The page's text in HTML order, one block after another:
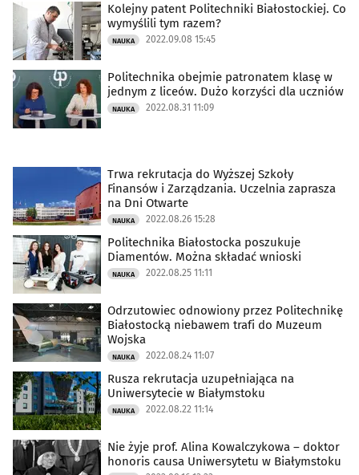
Kolejny patent Politechniki Białostockiej. Co
wymyślili tym razem?
NAUKA 2022.09.08 15:45
Politechnika obejmie patronatem klasę w
jednym z liceów. Dużo korzyści dla uczniów
NAUKA 2022.08.31 11:09
Trwa rekrutacja do Wyższej Szkoły
Finansów i Zarządzania. Uczelnia zaprasza
na Dni Otwarte
NAUKA 2022.08.26 15:28
Politechnika Białostocka poszukuje
Diamentów. Można składać wnioski
NAUKA 2022.08.25 11:11
Odrzutowiec odnowiony przez Politechnikę
Białostocką niebawem trafi do Muzeum
Wojska
NAUKA 2022.08.24 11:07
Rusza rekrutacja uzupełniająca na
Uniwersytecie w Białymstoku
NAUKA 2022.08.22 11:14
Nie żyje prof. Alina Kowalczykowa – doktor
honoris causa Uniwersytetu w Białymstoku